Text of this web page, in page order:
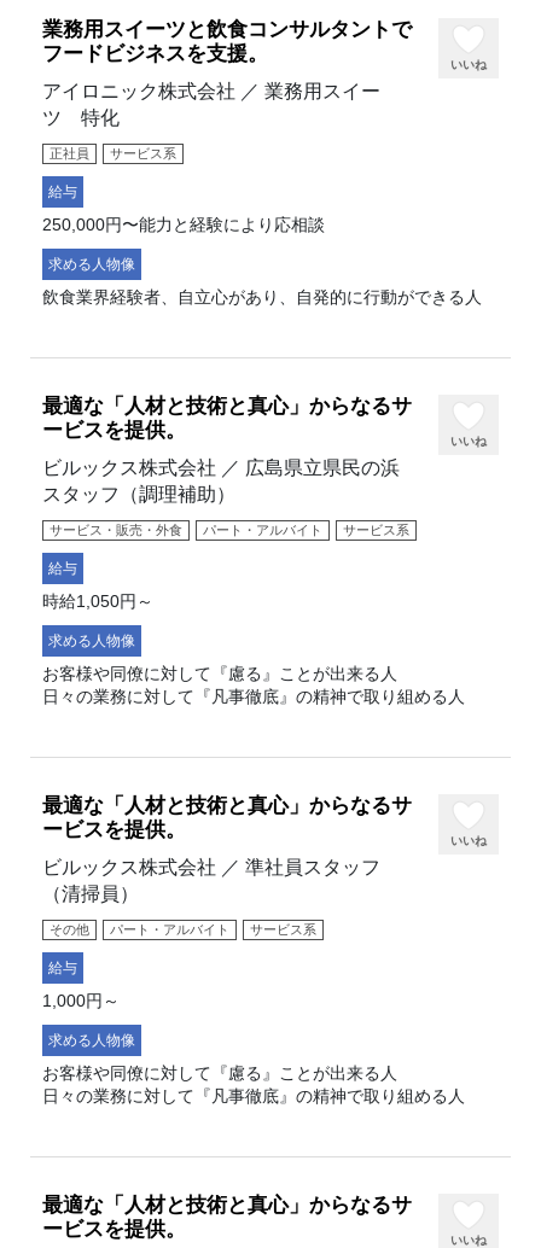
業務用スイーツと飲食コンサルタントで
フードビジネスを支援。
アイロニック株式会社 ／ 業務用スイー
ツ 特化
いいね
正社員 サービス系
給与
250,000円〜能力と経験により応相談
求める人物像
飲食業界経験者、自立心があり、自発的に行動ができる人
最適な「人材と技術と真心」からなるサ
ービスを提供。
ビルックス株式会社 ／ 広島県立県民の浜
スタッフ（調理補助）
いいね
サービス・販売・外食 パート・アルバイト サービス系
給与
時給1,050円～
求める人物像
お客様や同僚に対して『慮る』ことが出来る人
日々の業務に対して『凡事徹底』の精神で取り組める人
最適な「人材と技術と真心」からなるサ
ービスを提供。
ビルックス株式会社 ／ 準社員スタッフ
（清掃員）
いいね
その他 パート・アルバイト サービス系
給与
1,000円～
求める人物像
お客様や同僚に対して『慮る』ことが出来る人
日々の業務に対して『凡事徹底』の精神で取り組める人
最適な「人材と技術と真心」からなるサ
ービスを提供。
いいね